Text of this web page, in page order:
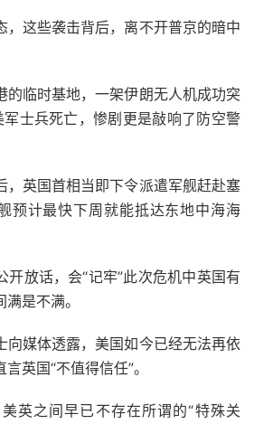
，这些袭击背后，离不开普京的暗中
的临时基地，一架伊朗无人机成功突
士兵死亡，惨剧更是敲响了防空警
，英国首相当即下令派遣军舰赶赴塞
预计最快下周就能抵达东地中海海
开放话，会“记牢”此次危机中英国有
是不满。
向媒体透露，美国如今已经无法再依
英国“不值得信任”。
英之间早已不存在所谓的“特殊关